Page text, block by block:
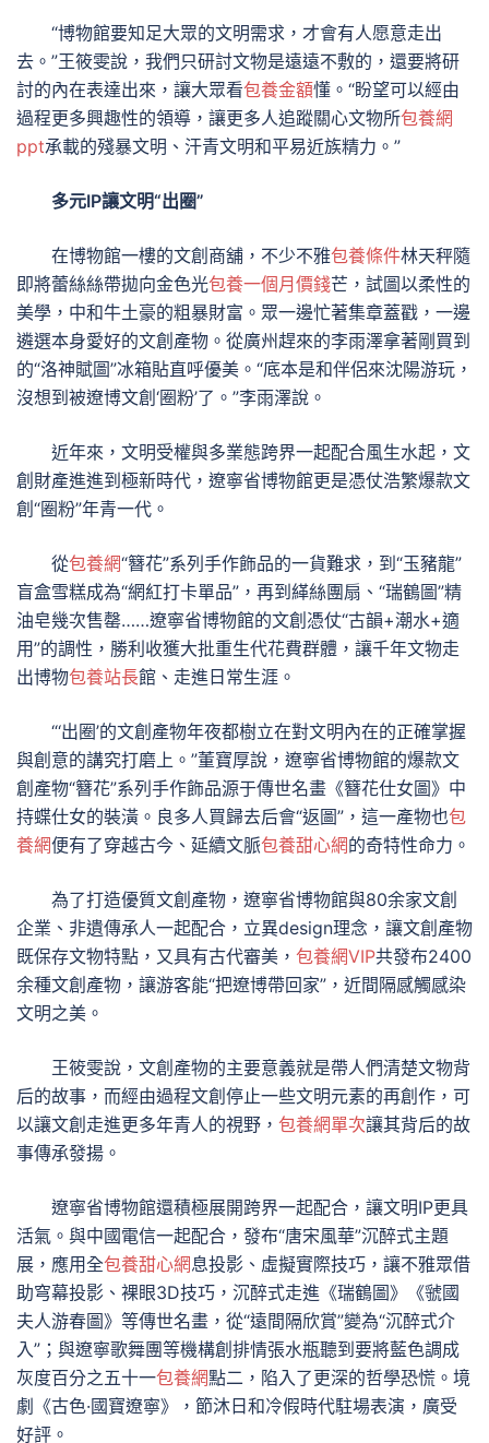
“博物館要知足大眾的文明需求，才會有人愿意走出
去。”王筱雯說，我們只研討文物是遠遠不敷的，還要將研
討的內在表達出來，讓大眾看包養金額懂。“盼望可以經由
過程更多興趣性的領導，讓更多人追蹤關心文物所包養網
ppt承載的殘暴文明、汗青文明和平易近族精力。”
多元IP讓文明“出圈”
在博物館一樓的文創商舖，不少不雅包養條件林天秤隨
即將蕾絲絲帶拋向金色光包養一個月價錢芒，試圖以柔性的
美學，中和牛土豪的粗暴財富。眾一邊忙著集章蓋戳，一邊
遴選本身愛好的文創產物。從廣州趕來的李雨澤拿著剛買到
的“洛神賦圖”冰箱貼直呼優美。“底本是和伴侶來沈陽游玩，
沒想到被遼博文創‘圈粉’了。”李雨澤說。
近年來，文明受權與多業態跨界一起配合風生水起，文
創財產進進到極新時代，遼寧省博物館更是憑仗浩繁爆款文
創“圈粉”年青一代。
從包養網“簪花”系列手作飾品的一貨難求，到“玉豬龍”
盲盒雪糕成為“網紅打卡單品”，再到緙絲團扇、“瑞鶴圖”精
油皂幾次售罄……遼寧省博物館的文創憑仗“古韻+潮水+適
用”的調性，勝利收獲大批重生代花費群體，讓千年文物走
出博物包養站長館、走進日常生涯。
“‘出圈’的文創產物年夜都樹立在對文明內在的正確掌握
與創意的講究打磨上。”董寶厚說，遼寧省博物館的爆款文
創產物“簪花”系列手作飾品源于傳世名畫《簪花仕女圖》中
持蝶仕女的裝潢。良多人買歸去后會“返圖”，這一產物也包
養網便有了穿越古今、延續文脈包養甜心網的奇特性命力。
為了打造優質文創產物，遼寧省博物館與80余家文創
企業、非遺傳承人一起配合，立異design理念，讓文創產物
既保存文物特點，又具有古代審美， 包養網VIP共發布2400
余種文創產物，讓游客能“把遼博帶回家”，近間隔感觸感染
文明之美。
王筱雯說，文創產物的主要意義就是帶人們清楚文物背
后的故事，而經由過程文創停止一些文明元素的再創作，可
以讓文創走進更多年青人的視野， 包養網單次讓其背后的故
事傳承發揚。
遼寧省博物館還積極展開跨界一起配合，讓文明IP更具
活氣。與中國電信一起配合，發布“唐宋風華”沉醉式主題
展，應用全包養甜心網息投影、虛擬實際技巧，讓不雅眾借
助穹幕投影、裸眼3D技巧，沉醉式走進《瑞鶴圖》《虢國
夫人游春圖》等傳世名畫，從“遠間隔欣賞”變為“沉醉式介
入”；與遼寧歌舞團等機構創排情張水瓶聽到要將藍色調成
灰度百分之五十一包養網點二，陷入了更深的哲學恐慌。境
劇《古色·國寶遼寧》，節沐日和冷假時代駐場表演，廣受
好評。